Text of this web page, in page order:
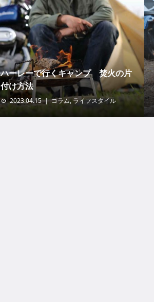
ハーレーで行くキャンプ 焚火の片
付け方法
2023.04.15 コラム,ライフスタイル